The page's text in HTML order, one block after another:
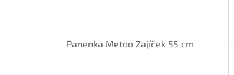
Panenka Metoo Zajíček 55 cm